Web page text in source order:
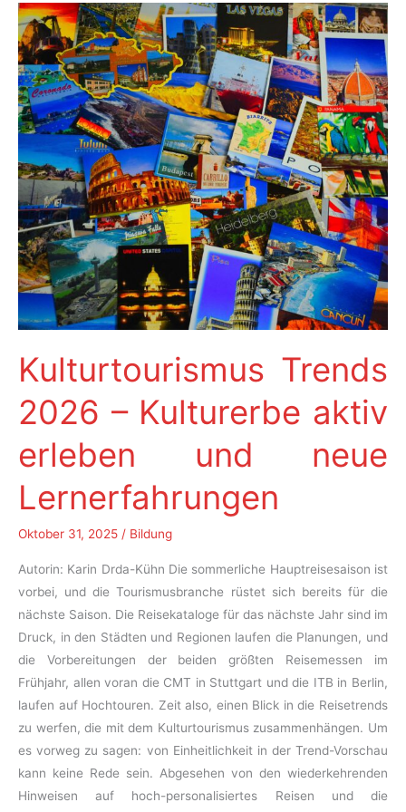
Kulturtourismus Trends
2026 – Kulturerbe aktiv
erleben und neue
Lernerfahrungen
Oktober 31, 2025 / Bildung
Autorin: Karin Drda-Kühn Die sommerliche Hauptreisesaison ist
vorbei, und die Tourismusbranche rüstet sich bereits für die
nächste Saison. Die Reisekataloge für das nächste Jahr sind im
Druck, in den Städten und Regionen laufen die Planungen, und
die Vorbereitungen der beiden größten Reisemessen im
Frühjahr, allen voran die CMT in Stuttgart und die ITB in Berlin,
laufen auf Hochtouren. Zeit also, einen Blick in die Reisetrends
zu werfen, die mit dem Kulturtourismus zusammenhängen. Um
es vorweg zu sagen: von Einheitlichkeit in der Trend-Vorschau
kann keine Rede sein. Abgesehen von den wiederkehrenden
Hinweisen auf hoch-personalisiertes Reisen und die